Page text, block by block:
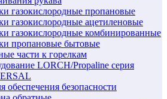
газокислородные пропановые
газокислородные ацетиленовые
газокислородные комбинированные
пропановые бытовые
части к горелкам
LORCH/Propaline серия
обеспечения безопасности